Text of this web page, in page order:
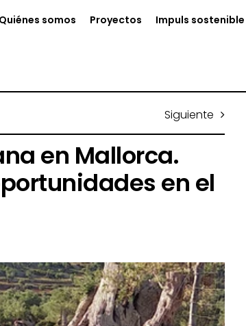
Quiénes somos Proyectos Impuls sostenible
Siguiente
en Mallorca.
en el